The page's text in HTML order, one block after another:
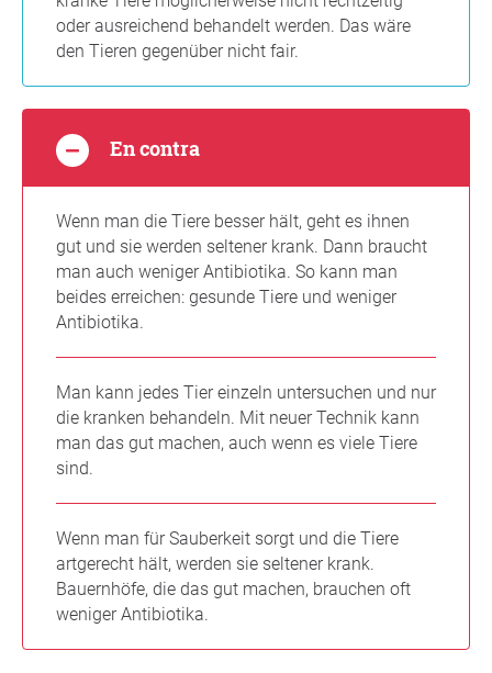
oder ausreichend behandelt werden. Das wäre
den Tieren gegenüber nicht fair.
En contra
Wenn man die Tiere besser hält, geht es ihnen
gut und sie werden seltener krank. Dann braucht
man auch weniger Antibiotika. So kann man
beides erreichen: gesunde Tiere und weniger
Antibiotika.
Man kann jedes Tier einzeln untersuchen und nur
die kranken behandeln. Mit neuer Technik kann
man das gut machen, auch wenn es viele Tiere
sind.
Wenn man für Sauberkeit sorgt und die Tiere
artgerecht hält, werden sie seltener krank.
Bauernhöfe, die das gut machen, brauchen oft
weniger Antibiotika.